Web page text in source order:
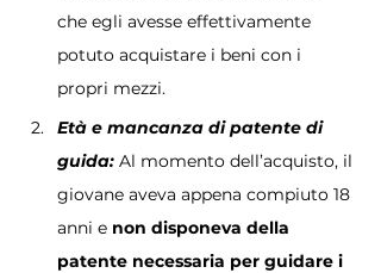
che egli avesse effettivamente
potuto acquistare i beni con i
propri mezzi.
Età e mancanza di patente di
guida: Al momento dell’acquisto, il
giovane aveva appena compiuto 18
anni e non disponeva della
patente necessaria per guidare i